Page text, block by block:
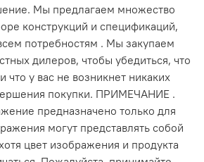
Мы предлагаем множество
конструкций и спецификаций,
потребностям . Мы закупаем
дилеров, чтобы убедиться, что
у вас не возникнет никаких
покупки. ПРИМЕЧАНИЕ .
предназначено только для
могут представлять собой
цвет изображения и продукта